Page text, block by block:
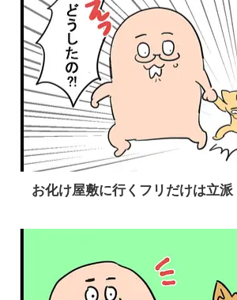
お化け屋敷に行くフリだけは立派